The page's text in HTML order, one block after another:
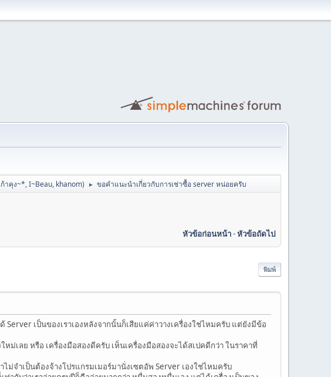
าคุง~*,I~Beau, khanom) ► ขอคำแนะนำเกี่ยวกับการเช่าซื้อ server หน่อยครับ
หัวข้อก่อนหน้า-หัวข้อถัดไป
พิมพ์
เป็นของเราเองหลังจากนั้นก็เสียแค่ค่าวางเครื่องใช่ไหมครับ แต่ยังมีข้อ
ม่เลย หรือ เครื่องมือสองดีครับ เห็นเครื่องมือสองจะได้สเปคดีกว่า ในราคาที่
ม่จำเป็นต้องจ้างโปรแกรมเมอร์มานั่งเซตอัพ Server เองใช่ไหมครับ